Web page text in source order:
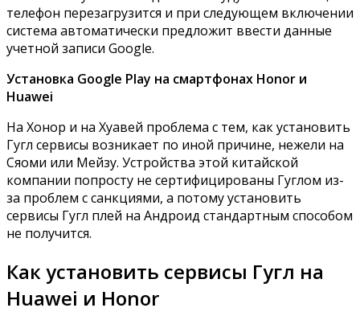
телефон перезагрузится и при следующем включении
система автоматически предложит ввести данные
учетной записи Google.
Установка Google Play на смартфонах Honor и
Huawei
На Хонор и на Хуавей проблема с тем, как установить
Гугл сервисы возникает по иной причине, нежели на
Сяоми или Мейзу. Устройства этой китайской
компании попросту не сертифицированы Гуглом из-
за проблем с санкциями, а потому установить
сервисы Гугл плей на Андроид стандартным способом
не получится.
Как установить сервисы Гугл на
Huawei и Honor